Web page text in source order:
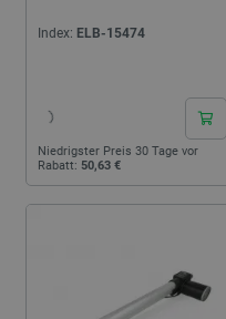
Index: ELB-15474
Niedrigster Preis 30 Tage vor
Rabatt: 50,63 €